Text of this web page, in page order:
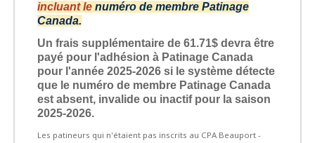
incluant lenuméro de membre Patinage
Canada.
Un frais supplémentaire de 61.71$ devra être
payé pour l'adhésion à Patinage Canada
pour l'année 2025-2026 si le système détecte
que le numéro de membre Patinage Canada
est absent, invalide ou inactif pour la saison
2025-2026.
Les patineurs qui n'étaient pas inscrits au CPA Beauport -